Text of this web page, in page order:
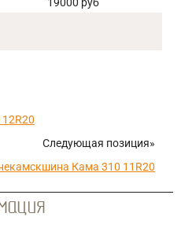
Следующая позиция»
Кама 310 11R20